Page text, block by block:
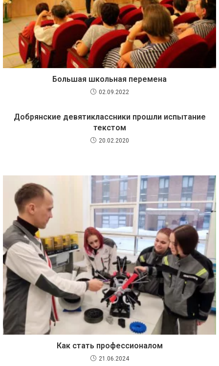
Большая школьная перемена
02.09.2022
Добрянские девятиклассники прошли испытание
текстом
20.02.2020
Как стать профессионалом
21.06.2024